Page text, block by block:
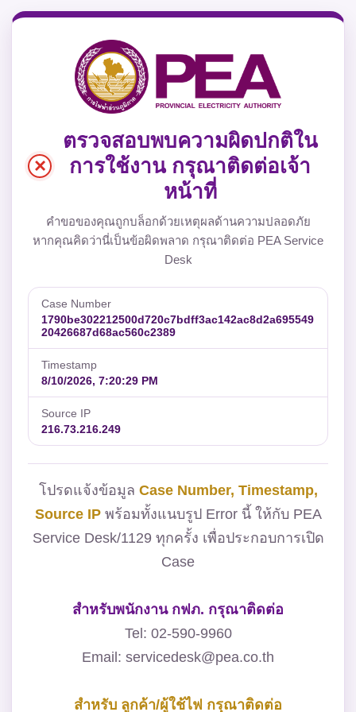
×
ตรวจสอบพบความผิดปกติใน
การใช้งาน กรุณาติดต่อเจ้า
หน้าที่
คำขอของคุณถูกบล็อกด้วยเหตุผลด้านความปลอดภัย
หากคุณคิดว่านี่เป็นข้อผิดพลาด กรุณาติดต่อ PEA Service
Desk
Case Number
1790be302212500d720c7bdff3ac142ac8d2a695549
20426687d68ac560c2389
Timestamp
8/10/2026, 7:20:29 PM
Source IP
216.73.216.249
โปรดแจ้งข้อมูล Case Number, Timestamp,
Source IPพร้อมทั้งแนบรูป Error นี้ ให้กับ PEA
Service Desk/1129 ทุกครั้ง เพื่อประกอบการเปิด
Case
สำหรับพนักงาน กฟภ. กรุณาติดต่อ
Tel: 02-590-9960
Email: servicedesk@pea.co.th
สำหรับ ลูกค้า/ผู้ใช้ไฟ กรุณาติดต่อ